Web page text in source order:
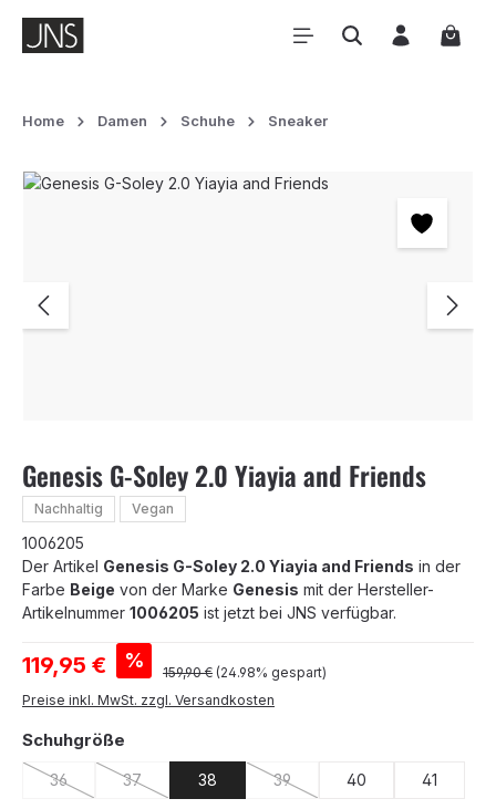
Zum Hauptinhalt springen
Home Damen Schuhe Sneaker
Bildergalerie überspringen
Genesis G-Soley 2.0 Yiayia and Friends
Nachhaltig Vegan
1006205
Der Artikel Genesis G-Soley 2.0 Yiayia and Friends in der
Farbe Beige von der Marke Genesis mit der Hersteller-
Artikelnummer 1006205 ist jetzt bei JNS verfügbar.
Verkaufspreis:
119,95 € % Regulärer Preis:
159,90 € (24.98% gespart)
Preise inkl. MwSt. zzgl. Versandkosten
Schuhgröße
36
(Diese Option ist zurzeit nicht verfügbar.)
37
(Diese Option ist zurzeit nicht verfügbar.)
38 39
(Diese Option ist zurzeit nicht
40 41